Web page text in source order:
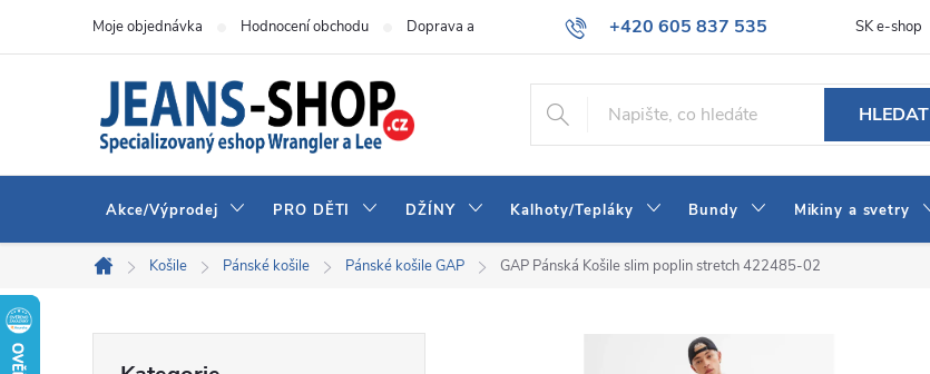
+420 605 837 535
info@jeans-shop.cz
Moje objednávka Hodnocení obchodu Doprava a platba Obchodní podmínky Naše prodejna Blog
SK e-shop
HLEDAT
Akce/Výprodej PRO DĚTI DŽÍNY Kalhoty/Tepláky Bundy Mikiny a svetry
Domů
Košile Pánské košile Pánské košile GAP GAP Pánská Košile slim poplin stretch 422485-02